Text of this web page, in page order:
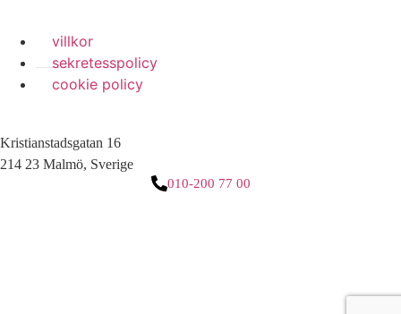
villkor
sekretesspolicy
cookie policy
Kristianstadsgatan 16
214 23 Malmö, Sverige
010-200 77 00